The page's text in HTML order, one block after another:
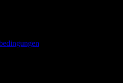
der Website wie die
Anbieter